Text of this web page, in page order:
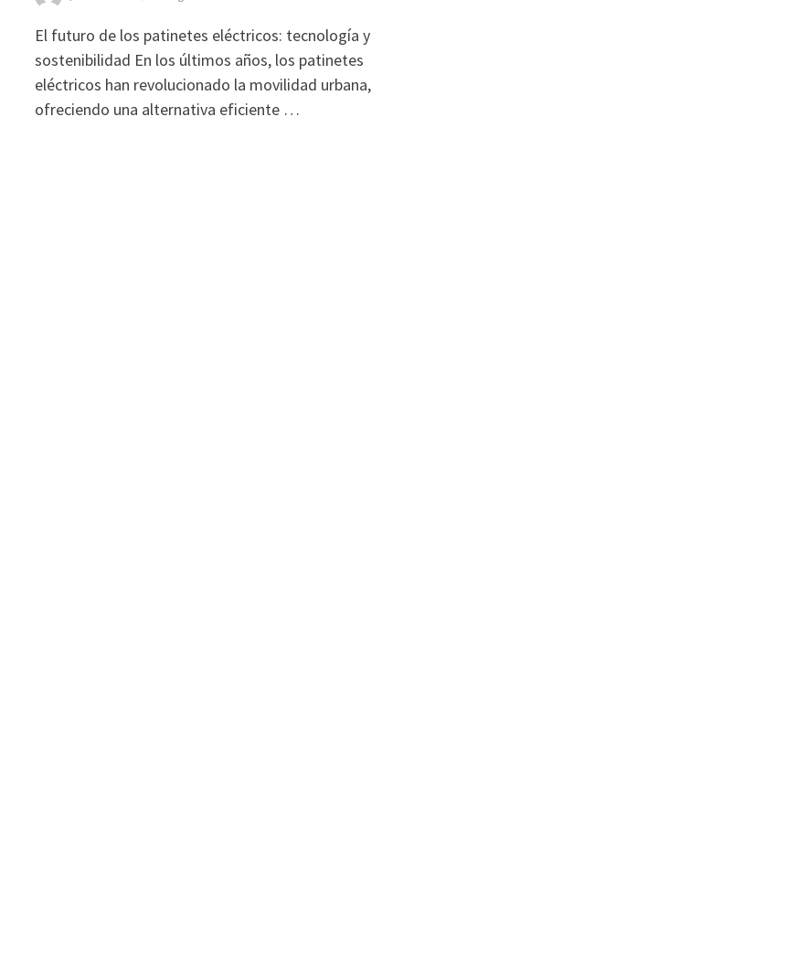
El futuro de los patinetes eléctricos: tecnología y
sostenibilidad En los últimos años, los patinetes
eléctricos han revolucionado la movilidad urbana,
ofreciendo una alternativa eficiente …